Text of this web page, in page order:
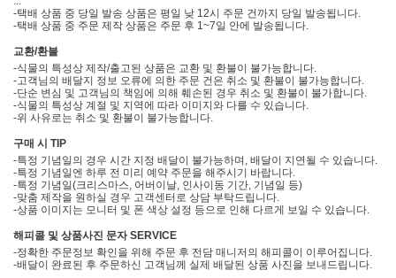
-택배 상품 중 당일 발송 상품은 평일 낮 12시 주문 건까지 당일 발송됩니다.
-택배 상품 중 주문 제작 상품은 주문 후 1~7일 안에 발송됩니다.
교환/환불
-식물의 특성상 제작/출고된 상품은 교환 및 환불이 불가능합니다.
-고객님의 배달지 정보 오류에 의한 주문 건은 취소 및 환불이 불가능합니다.
-단순 변심 및 고객님의 책임에 의해 훼손된 경우 취소 및 환불이 불가합니다.
-식물의 특성상 계절 및 지역에 따라 이미지와 다를 수 있습니다.
-위 사유로는 취소 및 환불이 불가능합니다.
구매 시 TIP
-특정 기념일의 경우 시간 지정 배달이 불가능하며, 배달이 지연될 수 있습니다.
-특정 기념일엔 하루 전 미리 예약 주문을 해주시기 바랍니다.
-특정 기념일(크리스마스, 어버이날, 인사이동 기간, 기념일 등)
-맞춤 제작을 원하실 경우 고객센터로 상담 부탁드립니다.
-상품 이미지는 모니터 및 폰 색상 설정 등으로 인해 다르게 보일 수 있습니다.
해피콜 및 상품사진 문자 SERVICE
-정확한 주문정보 확인을 위해 주문 후 전담 매니저의 해피콜이 이루어집니다.
-배달이 완료된 후 주문하신 고객님께 실제 배달된 상품 사진을 보내드립니다.